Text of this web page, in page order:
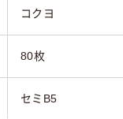
コクヨ
80枚
セミB5